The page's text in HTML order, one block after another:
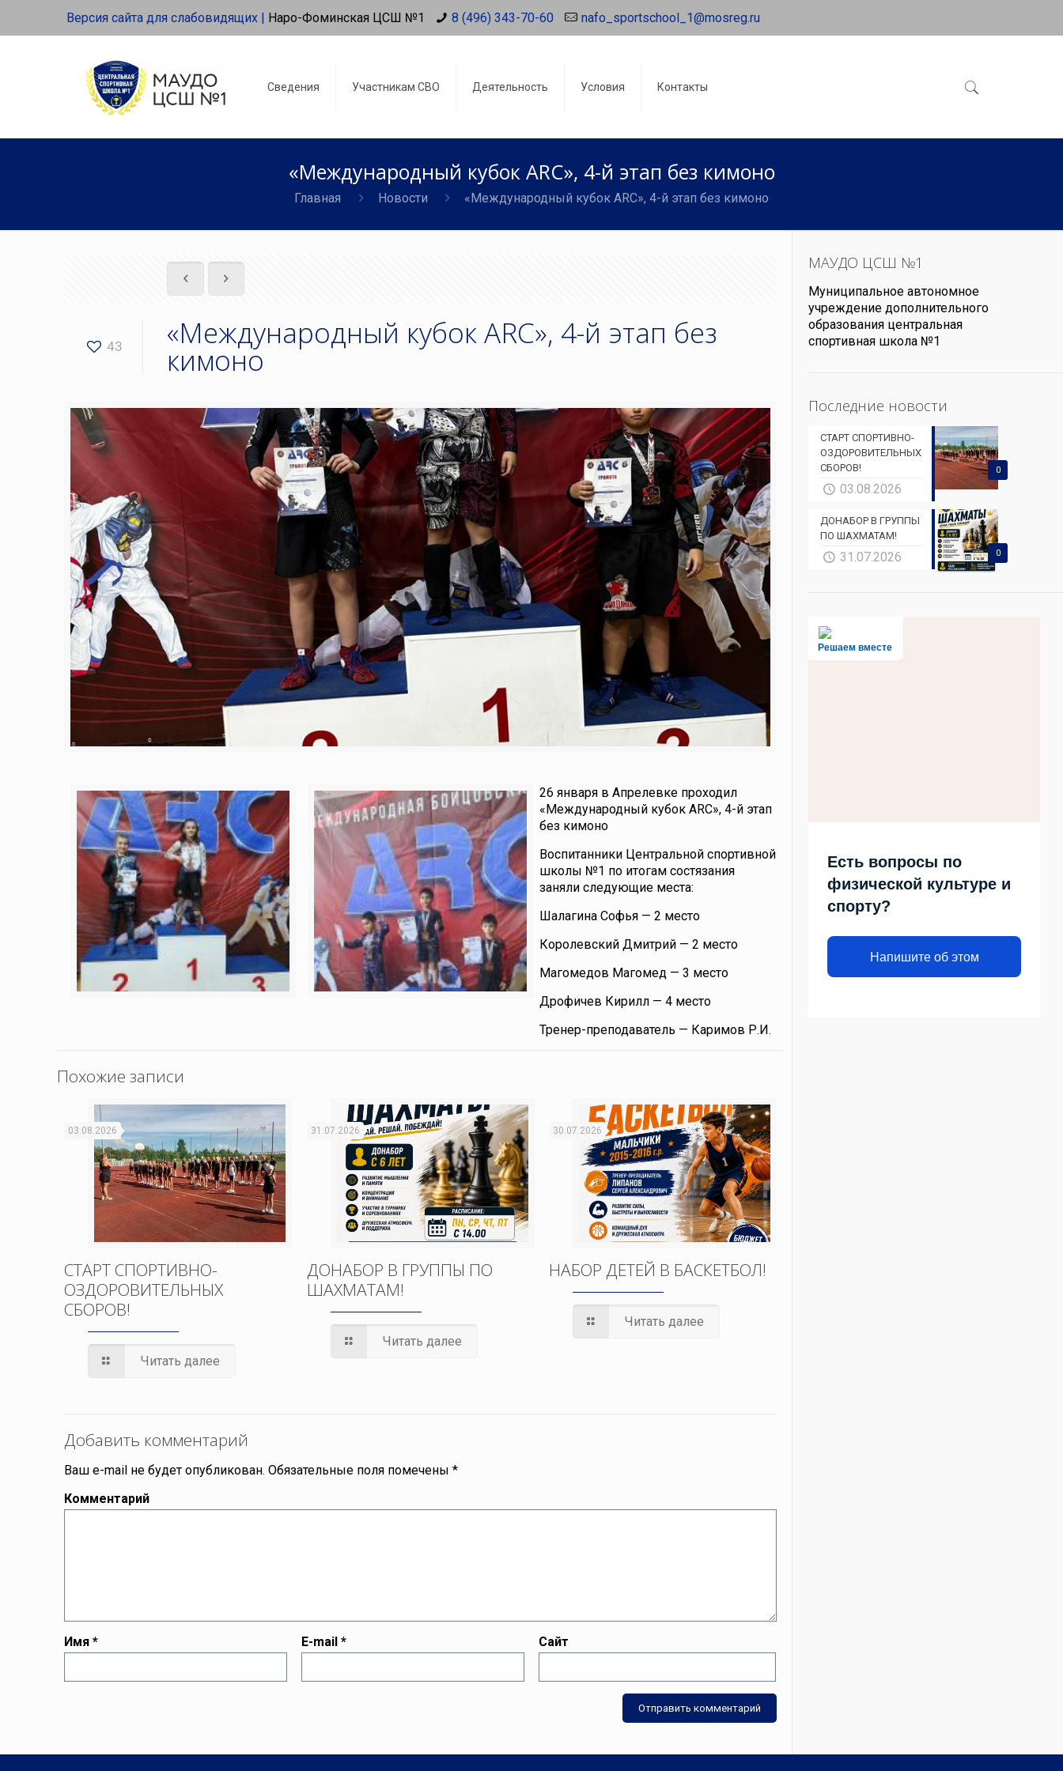
Версия сайта для слабовидящих | Наро-Фоминская ЦСШ №1 8 (496) 343-70-60 nafo_sportschool_1@mosreg.ru
Сведения Участникам СВО Деятельность Условия Контакты
«Международный кубок ARC», 4-й этап без кимоно
Главная Новости «Международный кубок ARC», 4-й этап без кимоно
43 «Международный кубок ARC», 4-й этап без
кимоно
26 января в Апрелевке проходил
«Международный кубок ARC», 4-й этап
без кимоно
Воспитанники Центральной спортивной
школы №1 по итогам состязания
заняли следующие места:
Шалагина Софья — 2 место
Королевский Дмитрий — 2 место
Магомедов Магомед — 3 место
Дрофичев Кирилл — 4 место
Тренер-преподаватель — Каримов Р.И.
Похожие записи
03.08.2026
СТАРТ СПОРТИВНО-
ОЗДОРОВИТЕЛЬНЫХ
СБОРОВ!
Читать далее
31.07.2026
ДОНАБОР В ГРУППЫ ПО
ШАХМАТАМ!
Читать далее
30.07.2026
НАБОР ДЕТЕЙ В БАСКЕТБОЛ!
Читать далее
Добавить комментарий
Ваш e-mail не будет опубликован. Обязательные поля помечены*
Комментарий
Имя* E-mail* Сайт
МАУДО ЦСШ №1
Муниципальное автономное
учреждение дополнительного
образования центральная
спортивная школа №1
Последние новости
0
СТАРТ СПОРТИВНО-
ОЗДОРОВИТЕЛЬНЫХ
СБОРОВ!
03.08.2026
0
ДОНАБОР В ГРУППЫ
ПО ШАХМАТАМ!
31.07.2026
Решаем вместе
Есть вопросы по
физической культуре и
спорту?
Напишите об этом